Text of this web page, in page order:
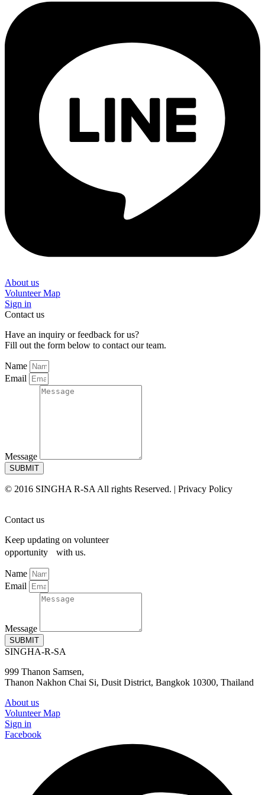
About us
Volunteer Map
Sign in
Contact us
Have an inquiry or feedback for us?
Fill out the form below to contact our team.
Name
Email
Message
SUBMIT
© 2016 SINGHA R-SA All rights Reserved. | Privacy Policy
Contact us
Keep updating on volunteer
opportunity with us.
Name
Email
Message
SUBMIT
SINGHA-R-SA
999 Thanon Samsen,
Thanon Nakhon Chai Si, Dusit District, Bangkok 10300, Thailand
About us
Volunteer Map
Sign in
Facebook